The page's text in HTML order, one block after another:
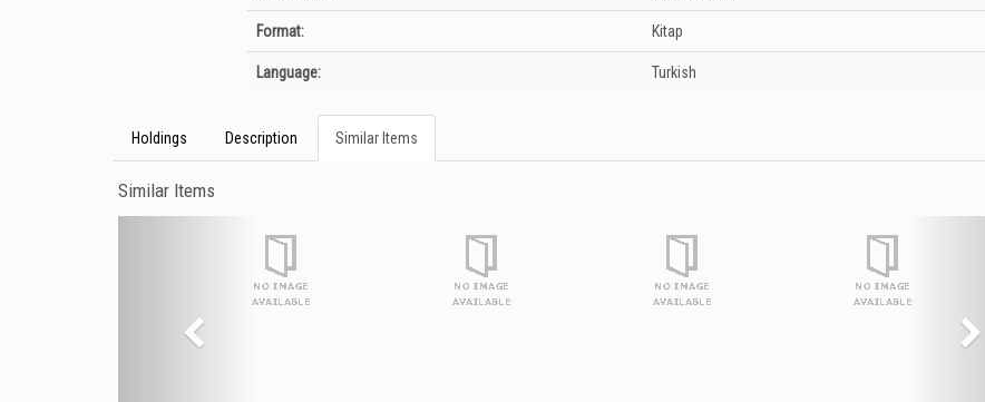
Format: Kitap
Language: Turkish
Holdings Description Similar Items
Similar Items